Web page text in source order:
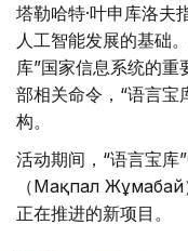
塔勒哈特·叶申库洛夫
人工智能发展的基础
库”国家信息系统的
部相关命令，“语言宝
构。
活动期间，“语言宝库
（Мақпал Жұмабай
正在推进的新项目。